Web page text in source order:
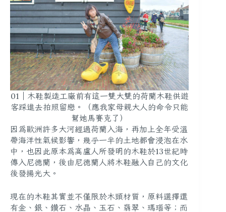
01｜木鞋製造工廠前有這一雙大雙的荷蘭木鞋供遊
客踩進去拍照留戀。
（應我家母親大人的命令只能
幫她馬賽克了）
因為歐洲許多大河經過荷蘭入海，再加上全年受溫
帶海洋性氣候影響，幾乎一半的土地都會浸泡在水
中，也因此原本為高盧人所發明的木鞋於13世紀時
傳入尼德蘭，後由尼德蘭人將木鞋融入自己的文化
後發揚光大。
現在的木鞋其實並不僅限於木頭材質，原料選擇還
有金、銀、鑽石、水晶、玉石、翡翠、瑪瑙等；而